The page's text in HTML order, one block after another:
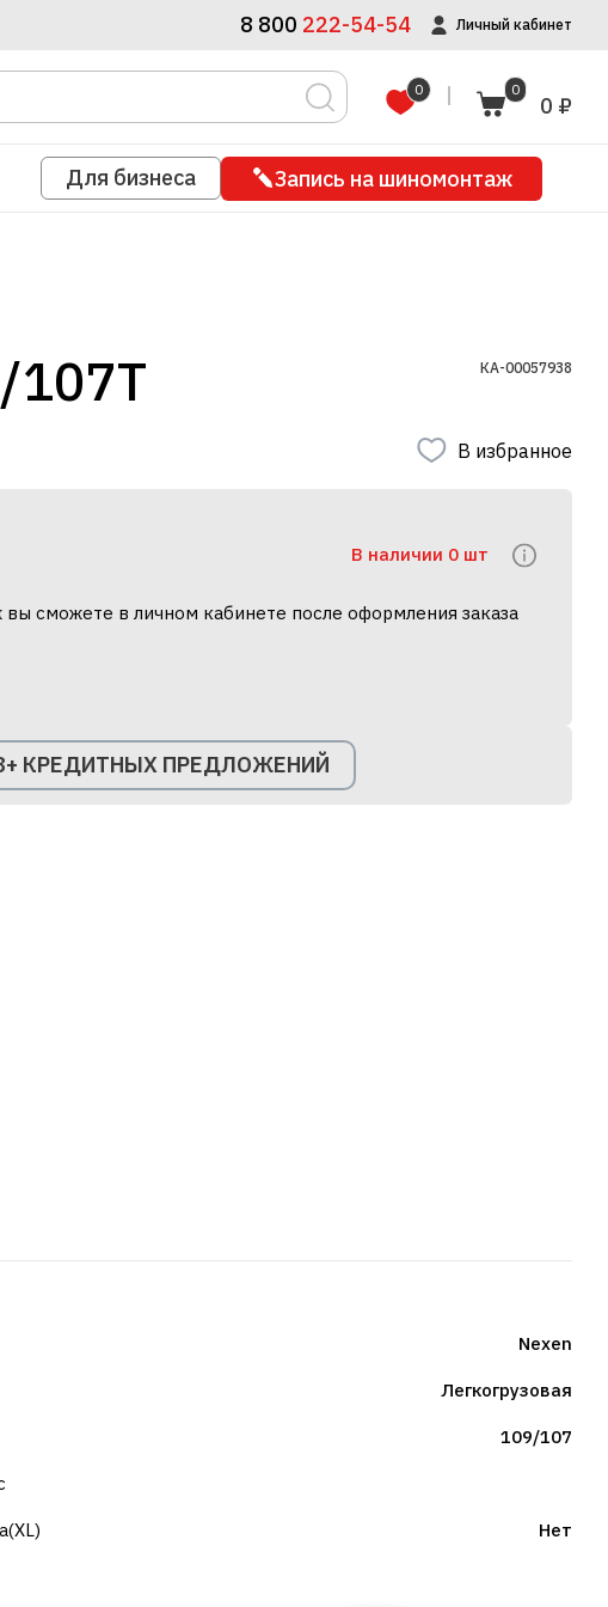
8 800 222-54-54 Личный кабинет
0 0
0 ₽
Для бизнеса Запись на шиномонтаж
107T КА-00057938
В избранное
В наличии 0 шт
сможете в личном кабинете после оформления заказа
КРЕДИТНЫХ ПРЕДЛОЖЕНИЙ
Nexen
Легкогрузовая
109/107
Нет